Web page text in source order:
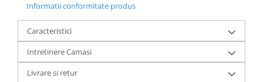
Informatii conformitate produs
Caracteristici
Intretinere Camasi
Livrare si retur